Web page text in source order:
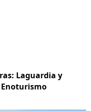
Laguardia y